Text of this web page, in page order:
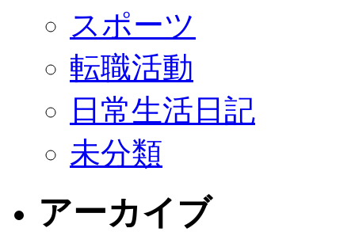
スポーツ
転職活動
日常生活日記
未分類
アーカイブ